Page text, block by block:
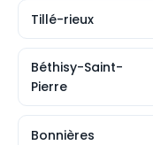
Tillé-rieux
Béthisy-Saint-
Pierre
Bonnières